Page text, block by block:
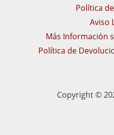
Política
Aviso
Más Información
Política de
Copyright ©